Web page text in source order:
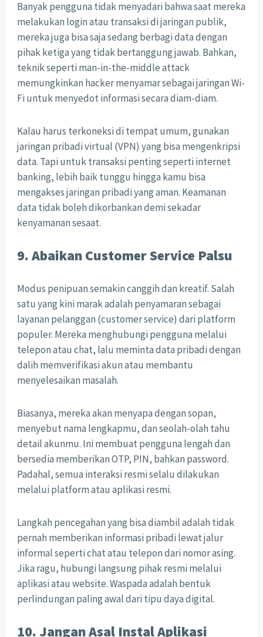
Banyak pengguna tidak menyadari bahwa saat mereka
melakukan login atau transaksi di jaringan publik,
mereka juga bisa saja sedang berbagi data dengan
pihak ketiga yang tidak bertanggung jawab. Bahkan,
teknik seperti man-in-the-middle attack
memungkinkan hacker menyamar sebagai jaringan Wi-
Fi untuk menyedot informasi secara diam-diam.
Kalau harus terkoneksi di tempat umum, gunakan
jaringan pribadi virtual (VPN) yang bisa mengenkripsi
data. Tapi untuk transaksi penting seperti internet
banking, lebih baik tunggu hingga kamu bisa
mengakses jaringan pribadi yang aman. Keamanan
data tidak boleh dikorbankan demi sekadar
kenyamanan sesaat.
9. Abaikan Customer Service Palsu
Modus penipuan semakin canggih dan kreatif. Salah
satu yang kini marak adalah penyamaran sebagai
layanan pelanggan (customer service) dari platform
populer. Mereka menghubungi pengguna melalui
telepon atau chat, lalu meminta data pribadi dengan
dalih memverifikasi akun atau membantu
menyelesaikan masalah.
Biasanya, mereka akan menyapa dengan sopan,
menyebut nama lengkapmu, dan seolah-olah tahu
detail akunmu. Ini membuat pengguna lengah dan
bersedia memberikan OTP, PIN, bahkan password.
Padahal, semua interaksi resmi selalu dilakukan
melalui platform atau aplikasi resmi.
Langkah pencegahan yang bisa diambil adalah tidak
pernah memberikan informasi pribadi lewat jalur
informal seperti chat atau telepon dari nomor asing.
Jika ragu, hubungi langsung pihak resmi melalui
aplikasi atau website. Waspada adalah bentuk
perlindungan paling awal dari tipu daya digital.
10. Jangan Asal Instal Aplikasi